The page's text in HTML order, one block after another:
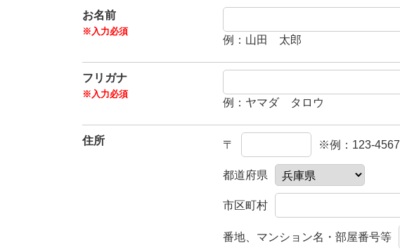
お名前
例：山田 太郎
フリガナ
例：ヤマダ タロウ
住所 〒 ※例：123-4567
都道府県
市区町村
番地、マンション名・部屋番号等